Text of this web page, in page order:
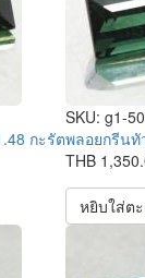
กะรัต
SKU: g1-
พลอยกรีนทั
THB
หยิบใส่ต